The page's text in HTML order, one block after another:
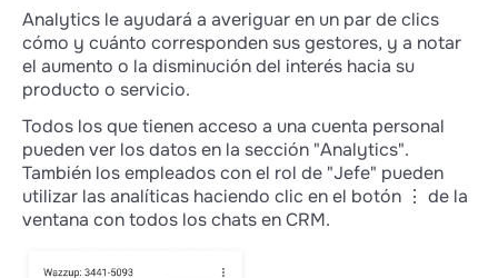
Analytics le ayudará a averiguar en un par de clics
cómo y cuánto corresponden sus gestores, y a notar
el aumento o la disminución del interés hacia su
producto o servicio.
Todos los que tienen acceso a una cuenta personal
pueden ver los datos en la sección "Analytics".
También los empleados con el rol de "Jefe" pueden
utilizar las analíticas haciendo clic en el botón ⋮ de la
ventana con todos los chats en CRM.